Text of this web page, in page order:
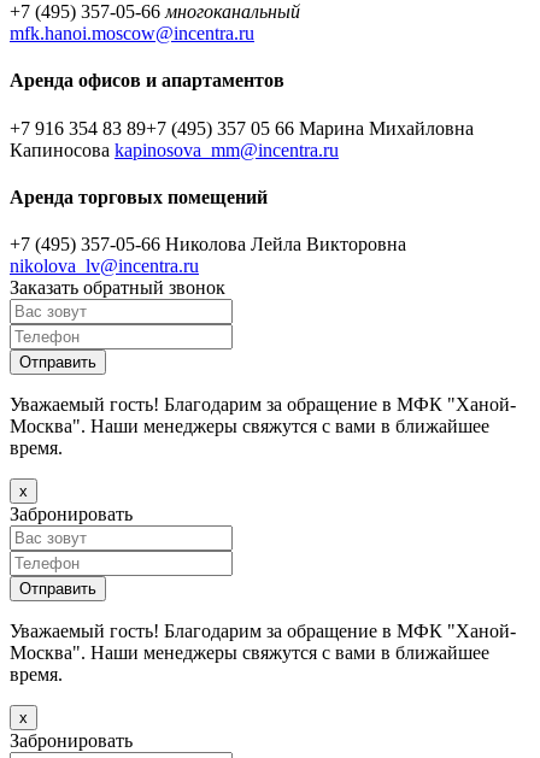
+7 (495) 357-05-66 многоканальный
mfk.hanoi.moscow@incentra.ru
Аренда офисов и апартаментов
+7 916 354 83 89+7 (495) 357 05 66 Марина Михайловна
Капиносова kapinosova_mm@incentra.ru
Аренда торговых помещений
+7 (495) 357-05-66 Николова Лейла Викторовна
nikolova_lv@incentra.ru
Заказать обратный звонок
Уважаемый гость! Благодарим за обращение в МФК "Ханой-
Москва". Наши менеджеры свяжутся с вами в ближайшее
время.
х
Забронировать
Уважаемый гость! Благодарим за обращение в МФК "Ханой-
Москва". Наши менеджеры свяжутся с вами в ближайшее
время.
х
Забронировать